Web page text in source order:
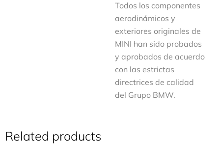
Todos los componentes
aerodinámicos y
exteriores originales de
MINI han sido probados
y aprobados de acuerdo
con las estrictas
directrices de calidad
del Grupo BMW.
Related products